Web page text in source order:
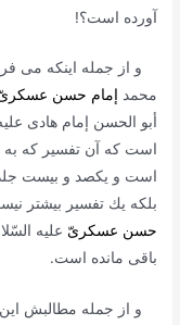
آورده است؟!
و از جمله اینكه مى
محمد إمام حسن
أبو الحسن إمام هادى
است كه آن تفسیر كه
است و یكصد و بیست
بلكه یك تفسیر بیشتر
حسن عسكرىّ علیه
باقى مانده است.
و از جمله مطالبش